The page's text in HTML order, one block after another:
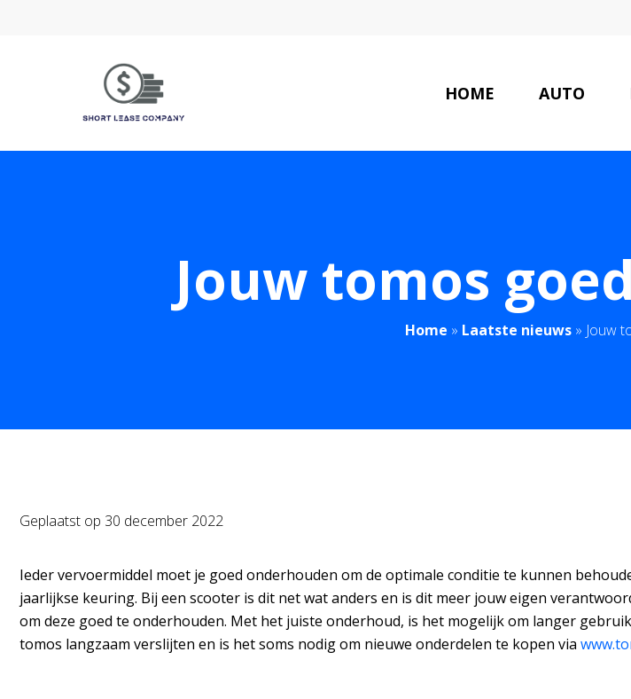
HOME AUTO
Jouw tomos
Home » Laatste nieuws» Jouw
Geplaatst op 30 december 2022
Ieder vervoermiddel moet je goed onderhouden om de optimale conditie te kunnen
jaarlijkse keuring. Bij een scooter is dit net wat anders en is dit meer jouw eigen
om deze goed te onderhouden. Met het juiste onderhoud, is het mogelijk om langer
tomos langzaam verslijten en is het soms nodig om nieuwe onderdelen te kopen via